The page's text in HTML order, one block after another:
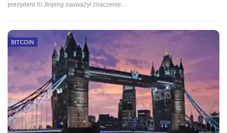
prezydent Xi Jinping zauważył znaczenie…
BITCOIN